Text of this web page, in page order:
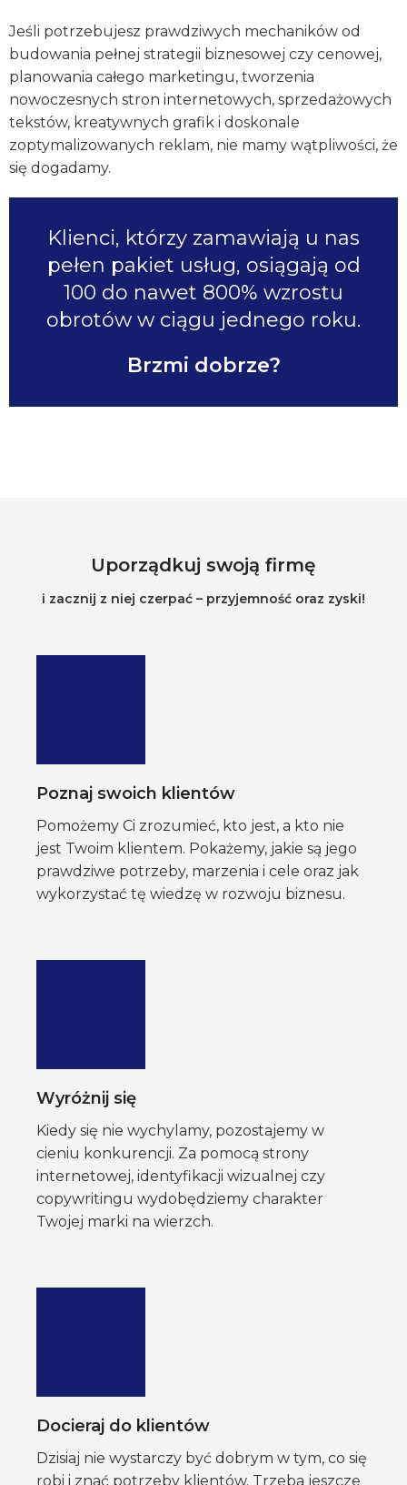
Jeśli potrzebujesz prawdziwych mechaników od
budowania pełnej strategii biznesowej czy cenowej,
planowania całego marketingu, tworzenia
nowoczesnych stron internetowych, sprzedażowych
tekstów, kreatywnych grafik i doskonale
zoptymalizowanych reklam, nie mamy wątpliwości, że
się dogadamy.
Klienci, którzy zamawiają u nas
pełen pakiet usług, osiągają od
100 do nawet 800% wzrostu
obrotów w ciągu jednego roku.
Brzmi dobrze?
Uporządkuj swoją firmę
i zacznij z niej czerpać – przyjemność oraz zyski!
Poznaj swoich klientów
Pomożemy Ci zrozumieć, kto jest, a kto nie
jest Twoim klientem. Pokażemy, jakie są jego
prawdziwe potrzeby, marzenia i cele oraz jak
wykorzystać tę wiedzę w rozwoju biznesu.
Wyróżnij się
Kiedy się nie wychylamy, pozostajemy w
cieniu konkurencji. Za pomocą strony
internetowej, identyfikacji wizualnej czy
copywritingu wydobędziemy charakter
Twojej marki na wierzch.
Docieraj do klientów
Dzisiaj nie wystarczy być dobrym w tym, co się
robi i znać potrzeby klientów. Trzeba jeszcze